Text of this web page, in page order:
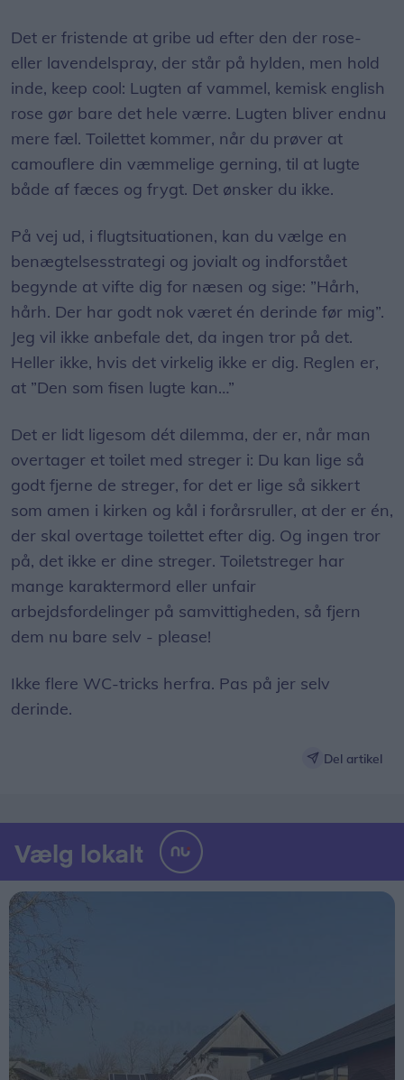
Det er fristende at gribe ud efter den der rose-
eller lavendelspray, der står på hylden, men hold
inde, keep cool: Lugten af vammel, kemisk english
rose gør bare det hele værre. Lugten bliver endnu
mere fæl. Toilettet kommer, når du prøver at
camouflere din væmmelige gerning, til at lugte
både af fæces og frygt. Det ønsker du ikke.​
På vej ud, i flugtsituationen, kan du vælge en
benægtelsesstrategi og jovialt og indforstået
begynde at vifte dig for næsen og sige: ”Hårh,
hårh. Der har godt nok været én derinde før mig”.
Jeg vil ikke anbefale det, da ingen tror på det.
Heller ikke, hvis det virkelig ikke er dig. Reglen er,
at ”Den som fisen lugte kan…” ​
Det er lidt ligesom dét dilemma, der er, når man
overtager et toilet med streger i: Du kan lige så
godt fjerne de streger, for det er lige så sikkert
som amen i kirken og kål i forårsruller, at der er én,
der skal overtage toilettet efter dig. Og ingen tror
på, det ikke er dine streger. Toiletstreger har
mange karaktermord eller unfair
arbejdsfordelinger på samvittigheden, så fjern
dem nu bare selv - please!​
Ikke flere WC-tricks herfra. Pas på jer selv
derinde. ​
Del artikel